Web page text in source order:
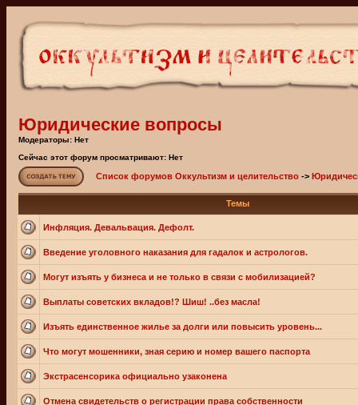
Юридические вопросы
Модераторы: Нет
Сейчас этот форум просматривают: Нет
Список форумов Оккультизм и целительство ->
Темы
Инфляция. Девальвация. Дефолт.
Введение уголовного наказания для гадалок и астрологов.
Могут изъять у бизнеса и не только в связи с мобилизацией?
Выплаты советских вкладов!? Шиш! ..без масла!
Изъять единственное жилье за долги или повысить уровень...
Что могут мошенники, зная серию и номер вашего паспорта
Экстрасенсорика официально узаконена
Отмена свидетельств о регистрации права собственности